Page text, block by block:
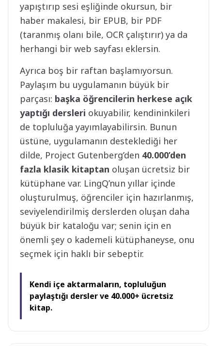
yapıştırıp sesi eşliğinde okursun, bir
haber makalesi, bir EPUB, bir PDF
(taranmış olanı bile, OCR çalıştırır) ya da
herhangi bir web sayfası eklersin.
Ayrıca boş bir raftan başlamıyorsun.
Paylaşım bu uygulamanın büyük bir
parçası: başka öğrencilerin herkese açık
yaptığı dersleri okuyabilir, kendininkileri
de topluluğa yayımlayabilirsin. Bunun
üstüne, uygulamanın desteklediği her
dilde, Project Gutenberg’den 40.000’den
fazla klasik kitaptan oluşan ücretsiz bir
kütüphane var. LingQ’nun yıllar içinde
oluşturulmuş, öğrenciler için hazırlanmış,
seviyelendirilmiş derslerden oluşan daha
büyük bir kataloğu var; senin için en
önemli şey o kademeli kütüphaneyse, onu
seçmek için haklı bir sebeptir.
Kendi içe aktarmaların, topluluğun
paylaştığı dersler ve 40.000+ ücretsiz
kitap.